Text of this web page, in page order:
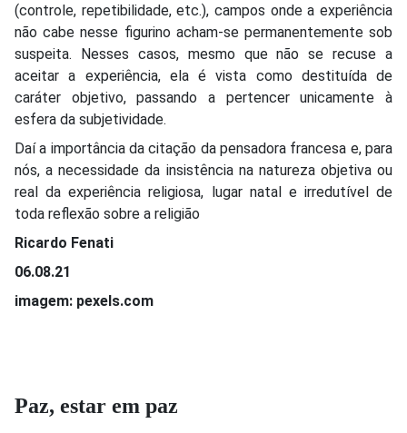
(controle, repetibilidade, etc.), campos onde a experiência
não cabe nesse figurino acham-se permanentemente sob
suspeita. Nesses casos, mesmo que não se recuse a
aceitar a experiência, ela é vista como destituída de
caráter objetivo, passando a pertencer unicamente à
esfera da subjetividade.
Daí a importância da citação da pensadora francesa e, para
nós, a necessidade da insistência na natureza objetiva ou
real da experiência religiosa, lugar natal e irredutível de
toda reflexão sobre a religião
Ricardo Fenati
06.08.21
imagem: pexels.com
Paz, estar em paz